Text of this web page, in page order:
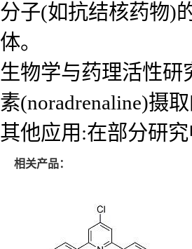
分子(如抗结核药物)
体。
生物学与药理活性研
素(noradrenaline)摄
其他应用:在部分研
相关产品：